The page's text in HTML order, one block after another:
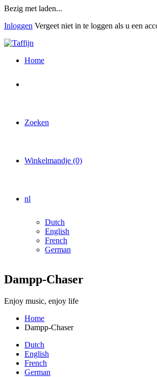
Overslaan
naar
inhoud
Bezig met laden...
Inloggen Vergeet niet in te loggen als u een
Home
Zoeken
Winkelmandje (0)
nl
Dutch
English
French
German
Dampp-Chaser
Enjoy music, enjoy life
Kruimelpad
Home
Dampp-Chaser
Dutch
English
French
German